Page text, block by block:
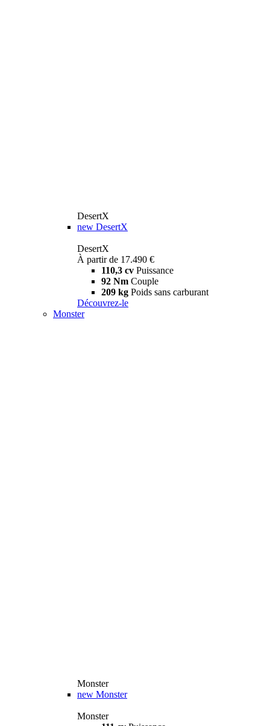
DesertX
new DesertX
DesertX
À partir de 17.490 €
110,3 cv Puissance
92 Nm Couple
209 kg Poids sans carburant
Découvrez-le
Monster
Monster
new Monster
Monster